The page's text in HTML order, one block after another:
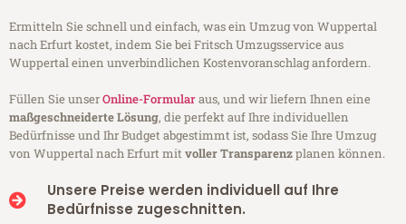
Ermitteln Sie schnell und einfach, was ein Umzug von Wuppertal
nach Erfurt kostet, indem Sie bei Fritsch Umzugsservice aus
Wuppertal einen unverbindlichen Kostenvoranschlag anfordern.
Füllen Sie unserOnline-Formularaus, und wir liefern Ihnen eine
maßgeschneiderte Lösung, die perfekt auf Ihre individuellen
Bedürfnisse und Ihr Budget abgestimmt ist, sodass Sie Ihre Umzug
von Wuppertal nach Erfurt mitvoller Transparenzplanen können.
Unsere Preise werden individuell auf Ihre
Bedürfnisse zugeschnitten.